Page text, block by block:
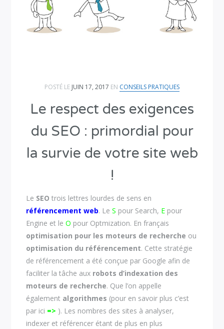
POSTÉ LE JUIN 17, 2017 EN CONSEILS PRATIQUES
Le respect des exigences
du SEO : primordial pour
la survie de votre site web
!
Le SEO trois lettres lourdes de sens en
référencement web. LeS pour Search, E pour
Engine et leO pour Optmization. En français
optimisation pour les moteurs de recherche ou
optimisation du référencement. Cette stratégie
de référencement a été conçue par Google afin de
faciliter la tâche aux robots d’indexation des
moteurs de recherche. Que l’on appelle
également algorithmes (pour en savoir plus c’est
par ici => ). Les nombres des sites à analyser,
indexer et référencer étant de plus en plus